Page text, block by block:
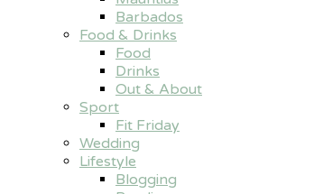
Barbados
Food & Drinks
Food
Drinks
Out & About
Sport
Fit Friday
Wedding
Lifestyle
Blogging